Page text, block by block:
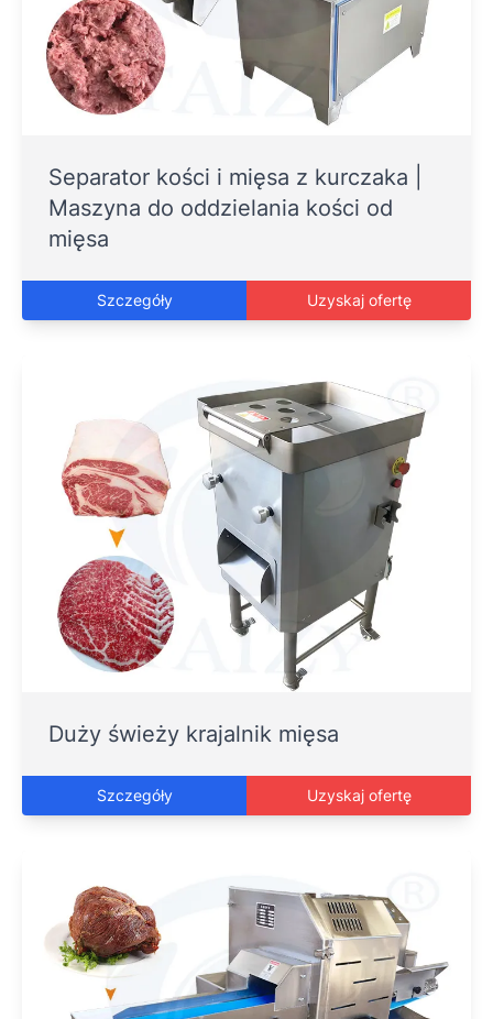
Separator kości i mięsa z kurczaka |
Maszyna do oddzielania kości od
mięsa
Szczegóły Uzyskaj ofertę
Duży świeży krajalnik mięsa
Szczegóły Uzyskaj ofertę